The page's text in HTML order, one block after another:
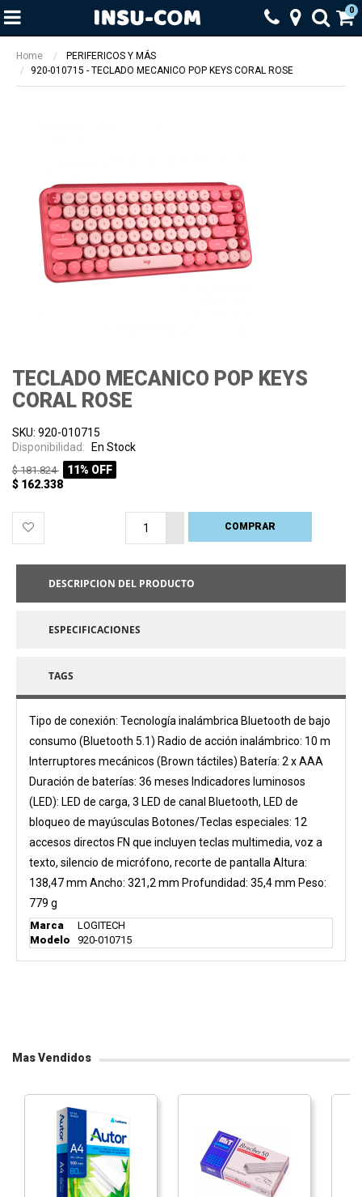
0
Home
PERIFERICOS Y MÁS
920-010715 - TECLADO MECANICO POP KEYS CORAL ROSE
TECLADO MECANICO POP KEYS
CORAL ROSE
SKU: 920-010715
Disponibilidad: En Stock
$ 181.824
11% OFF
$ 162.338
COMPRAR
PROCESANDO
DESCRIPCION DEL PRODUCTO
ESPECIFICACIONES
TAGS
Tipo de conexión: Tecnología inalámbrica Bluetooth de bajo
consumo (Bluetooth 5.1) Radio de acción inalámbrico: 10 m
Interruptores mecánicos (Brown táctiles) Batería: 2 x AAA
Duración de baterías: 36 meses Indicadores luminosos
(LED): LED de carga, 3 LED de canal Bluetooth, LED de
bloqueo de mayúsculas Botones/Teclas especiales: 12
accesos directos FN que incluyen teclas multimedia, voz a
texto, silencio de micrófono, recorte de pantalla Altura:
138,47 mm Ancho: 321,2 mm Profundidad: 35,4 mm Peso:
779 g
Marca
LOGITECH
Modelo 920-010715
Mas Vendidos